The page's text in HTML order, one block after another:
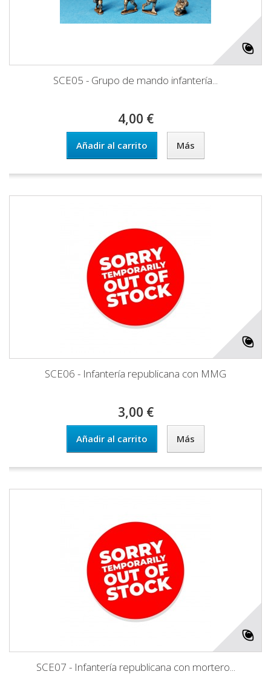
SCE05 - Grupo de mando infantería...
4,00 €
Añadir al carrito Más
SCE06 - Infantería republicana con MMG
3,00 €
Añadir al carrito Más
SCE07 - Infantería republicana con mortero...